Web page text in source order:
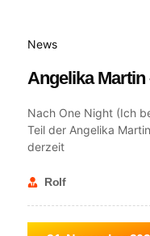
News
Angelika
Nach One Night (Ich
Teil der Angelika
derzeit
Rolf